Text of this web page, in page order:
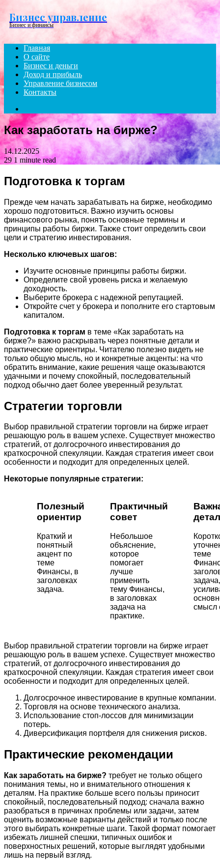
Бизнес управление
Бизнес и финансы
Главная
О сайте
Бизнес и деньги
Доход и прибыль
Управление бизнесом
Контакты
for
Как заработать на бирже?
14.12.2025
291 minute read
Подготовка к торгам
Прежде чем начать зарабатывать на бирже, необходимо
хорошо подготовиться. Важно изучить основы
финансового рынка, понять основные термины и
принципы работы биржи. Также стоит определить свои
цели и стратегию инвестирования.
Несколько ключевых шагов:
Изучите основные принципы работы биржи.
Определите свой уровень риска и желаемую
доходность.
Выберите брокера с надежной репутацией.
Откройте счет у брокера и пополните его стартовым
капиталом.
Подготовка к торгам в теме «Как заработать на
бирже?» важно раскрывать через понятные детали и
практические ориентиры. Читателю полезно видеть не
только общую мысль, но и конкретные акценты: на что
обратить внимание, какие решения чаще оказываются
удачными и почему спокойный, последовательный
подход обычно дает более уверенный результат.
Стратегии торговли
Выбор правильной стратегии торговли на бирже играет
решающую роль в вашем успехе. Существует множество
стратегий, от долгосрочного инвестирования до
краткосрочной спекуляции. Каждая стратегия имеет свои
особенности и подходит для определенных целей.
Некоторые популярные стратегии:
Полезный
ориентир
Краткий и
понятный
акцент по
теме
Финансы, в
заголовках
задача.
Практичный
совет
Небольшое
объяснение,
которое
помогает
лучше
применить
тему Финансы,
в заголовках
задача на
практике.
теме
задача,
смысл
Выбор правильной стратегии торговли на бирже играет
решающую роль в вашем успехе. Существует множество
стратегий, от долгосрочного инвестирования до
краткосрочной спекуляции. Каждая стратегия имеет свои
особенности и подходит для определенных целей.
Долгосрочное инвестирование в крупные компании.
Торговля на основе технического анализа.
Использование стоп-лоссов для минимизации
потерь.
Диверсификация портфеля для снижения рисков.
Практические рекомендации
Как заработать на бирже? требует не только общего
понимания темы, но и внимательного отношения к
деталям. На практике больше всего пользы приносит
спокойный, последовательный подход: сначала важно
разобраться в причинах проблемы или задачи, затем
оценить возможные варианты действий и только после
этого выбирать конкретные шаги. Такой формат помогает
избежать лишней спешки, типичных ошибок и
поверхностных решений, которые выглядят удобными
лишь на первый взгляд.